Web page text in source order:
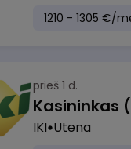
1210 - 1305 €/
prieš 1 d.
IKI Utena